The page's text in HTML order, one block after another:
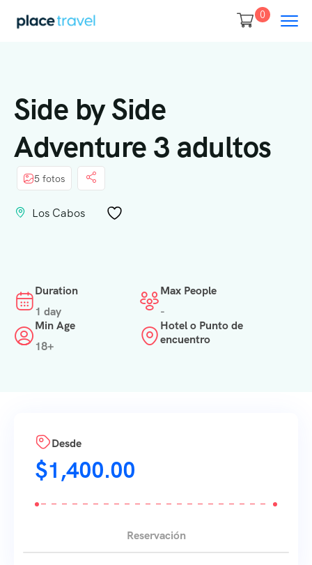
0
Side by Side
Adventure 3 adultos
5 fotos
Los Cabos
Duration
1 day
Max People
-
Min Age
18+
Hotel o Punto de
encuentro
Desde
$1,400.00
Reservación